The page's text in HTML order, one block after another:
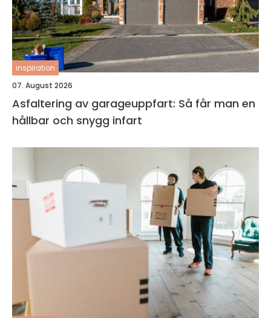
inspiration
07. August 2026
Asfaltering av garageuppfart: Så får man en
hållbar och snygg infart